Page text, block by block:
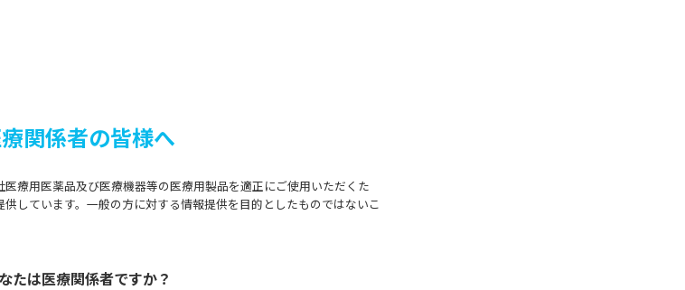
関係者の皆様へ
医療用医薬品及び医療機器等の医療用製品を適正にご使用いただくた
しています。一般の方に対する情報提供を目的としたものではないこ
たは医療関係者ですか？